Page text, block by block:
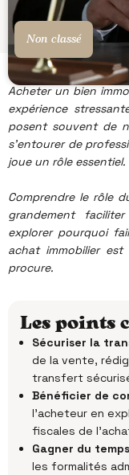
Non classé
Acheter un bien
expérience
posent souvent de
s’entourer de
joue un rôle essentiel.
Comprendre le rôle
grandement
explorer pourquoi
achat immobilier
procure.
Les points
Sécuriser la
de la vente,
transfert
Bénéficier de
l’acheteur en
fiscales de
Gagner du
les formalités